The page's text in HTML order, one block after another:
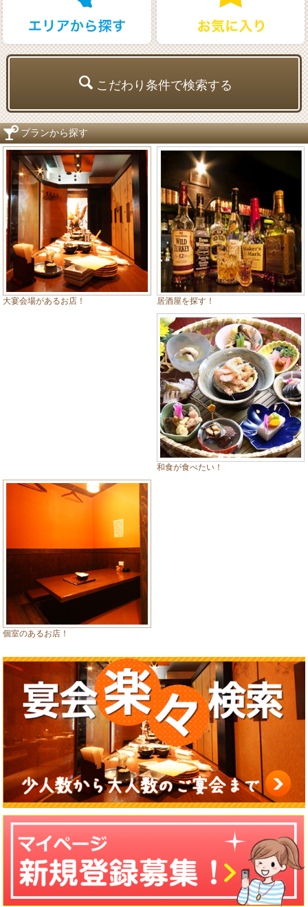
こだわり条件で検索する
プランから探す
大宴会場があるお店！ 居酒屋を探す！
和食が食べたい！
個室のあるお店！